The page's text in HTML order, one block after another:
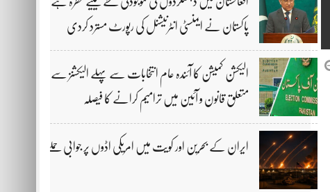
پاکستان نے ایمنسٹی انٹرنیشنل کی رپورٹ مسترد کردی
الیکشن کمیشن کا آئندہ عام انتخابات سے پہلے الیکشنز سے
متعلق قانون و آئین میں ترامیم کرانے کا فیصلہ
ایران کے بحرین اور کویت میں امریکی اڈوں پر جوابی حملے